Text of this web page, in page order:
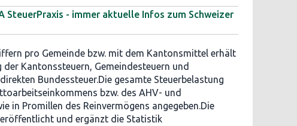
SteuerPraxis - immer aktuelle Infos zum Schweizer
pro Gemeinde bzw. mit dem Kantonsmittel erhält
Kantonssteuern, Gemeindesteuern und
Bundessteuer.Die gesamte Steuerbelastung
bzw. des AHV- und
in Promillen des Reinvermögens angegeben.Die
und ergänzt die Statistik